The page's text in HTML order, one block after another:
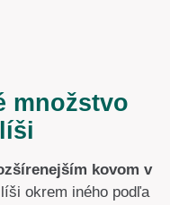
množstvo
kovom v
okrem iného podľa